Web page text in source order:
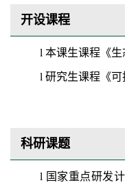
开设课程
l 本课生课程《生
l 研究生课程《可
科研课题
l 国家重点研发